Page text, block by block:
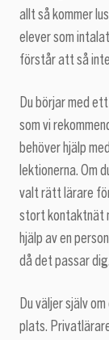
allt så kommer
elever som
förstår att så
Du börjar med
som vi
behöver hjälp
lektionerna. Om
valt rätt lärare
stort kontaktnät
hjälp av en
då det passar dig.
Du väljer själv
plats.